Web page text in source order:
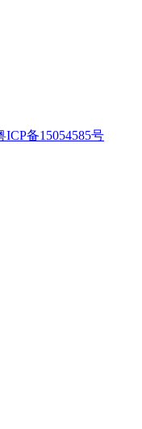
备15054585号